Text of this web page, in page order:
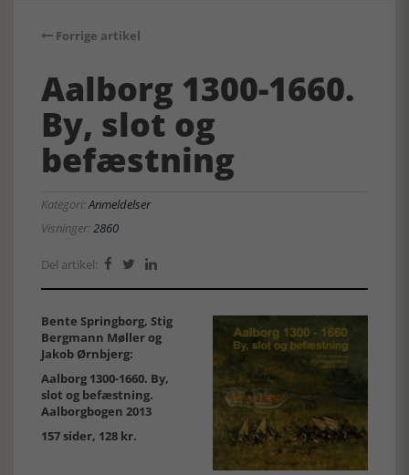
Forrige artikel
Aalborg 1300-1660.
By, slot og
befæstning
Kategori:Anmeldelser
Visninger:2860
Del artikel:   
Bente Springborg, Stig
Bergmann Møller og
Jakob Ørnbjerg:
Aalborg 1300-1660. By,
slot og befæstning.
Aalborgbogen 2013
157 sider, 128 kr.